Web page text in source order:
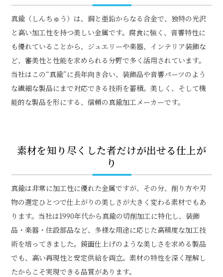
真鍮（しんちゅう）は、銅と亜鉛からなる合金で、独特の光沢
と高い加工性を持つ美しい金属です。腐食に強く、音響特性に
も優れていることから、ジュエリーや楽器、インテリア装飾な
ど、審美性と性能を求められる分野で多く活用されています。
当社はこの“真鍮”に長年向き合い、装飾品や音響パーツのよう
な繊細な製品にまで対応できる技術を蓄積。美しく、そして機
能的な製品を形にする、信頼の真鍮加工メーカーです。
素材を知り尽くした者だけが出せる仕上が
り
真鍮は非常に加工性に優れた金属ですが、その分、削り方や刃
物の選定ひとつで仕上がりの美しさが大きく変わる素材でもあ
ります。当社は1990年代から真鍮の切削加工に特化し、装飾
品・楽器・住設部品など、多様な用途に応じた高精度な加工技
術を培ってきました。鏡面仕上げのような美しさを求める製品
でも、高い再現性と安定供給を両立。素材の特性を深く理解し
たからこそ実現できる品質があります。